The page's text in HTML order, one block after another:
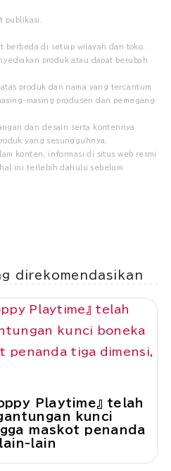
publikasi.
berbeda di setiap wilayah dan toko.
produk atau dapat berubah
produk dan nama yang tercantum
masing produsen dan pemegang
dan desain serta kontennya
yang sesungguhnya.
konten, informasi di situs web resmi
ini terlebih dahulu sebelum
direkomendasikan
Playtime』 telah
kunci
maskot penanda
lain